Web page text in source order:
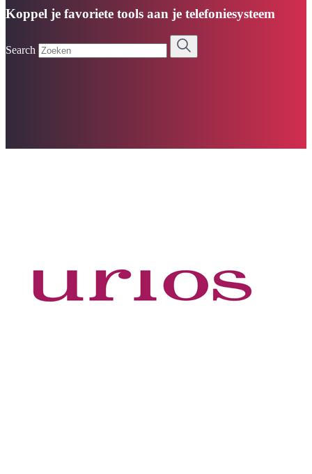
Koppel je favoriete tools aan je telefoniesysteem
Search